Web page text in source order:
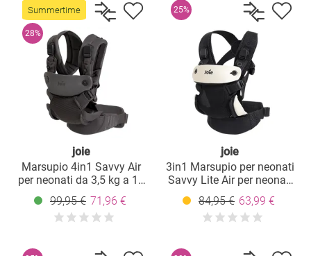
Summertime
28%
joie
Marsupio 4in1 Savvy Air
per neonati da 3,5 kg a 16
kg utilizzabile con 4
posizioni di trasporto e
tessuto mesh - Cinder
99,95 € 71,96 €
25%
joie
3in1 Marsupio per neonati
Savvy Lite Air per neonati
da 3,5 kg a 14 kg con 3
posizioni di trasporto e
tessuto a rete - Jet
84,95 € 63,99 €